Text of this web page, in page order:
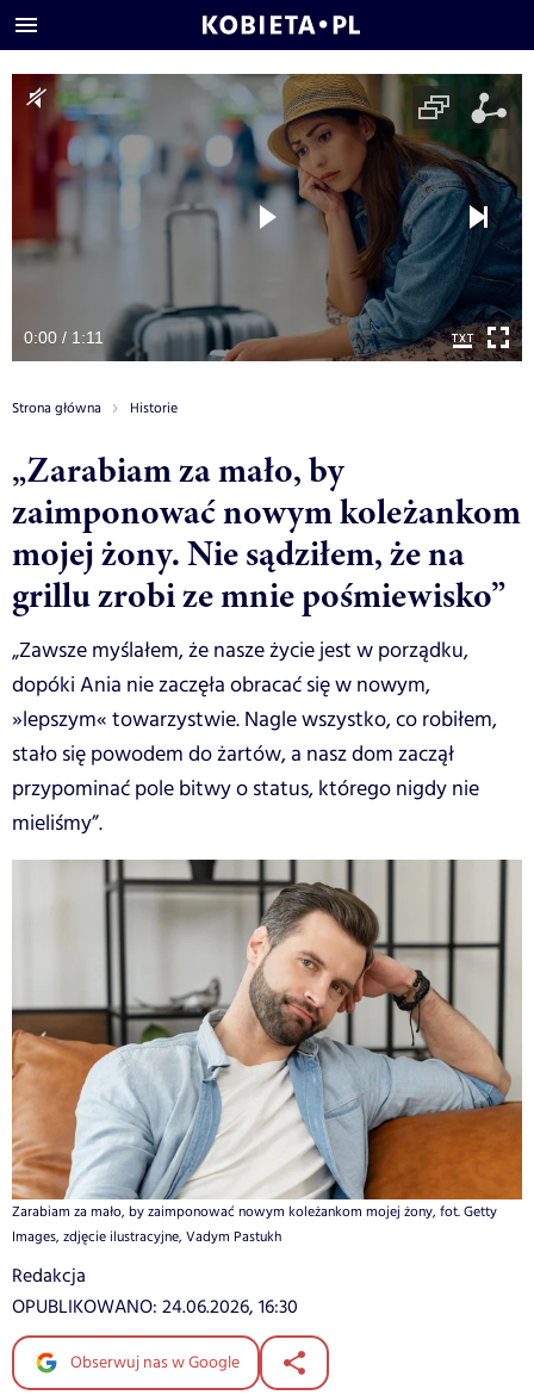
0:00 / 1:11
Strona główna Historie
„Zarabiam za mało, by
zaimponować nowym koleżankom
mojej żony. Nie sądziłem, że na
grillu zrobi ze mnie pośmiewisko”
„Zawsze myślałem, że nasze życie jest w porządku,
dopóki Ania nie zaczęła obracać się w nowym,
»lepszym« towarzystwie. Nagle wszystko, co robiłem,
stało się powodem do żartów, a nasz dom zaczął
przypominać pole bitwy o status, którego nigdy nie
mieliśmy”.
Zarabiam za mało, by zaimponować nowym koleżankom mojej żony, fot. Getty
Images, zdjęcie ilustracyjne, Vadym Pastukh
Redakcja
OPUBLIKOWANO: 24.06.2026, 16:30
Obserwuj nas w Google